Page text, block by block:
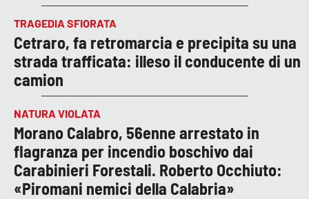
TRAGEDIA SFIORATA
Cetraro, fa retromarcia e precipita su una
strada trafficata: illeso il conducente di un
camion
NATURA VIOLATA
Morano Calabro, 56enne arrestato in
flagranza per incendio boschivo dai
Carabinieri Forestali. Roberto Occhiuto:
«Piromani nemici della Calabria»